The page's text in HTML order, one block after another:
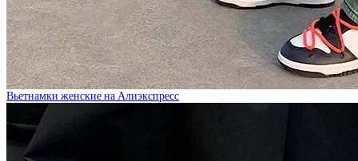
Вьетнамки женские на Алиэкспресс